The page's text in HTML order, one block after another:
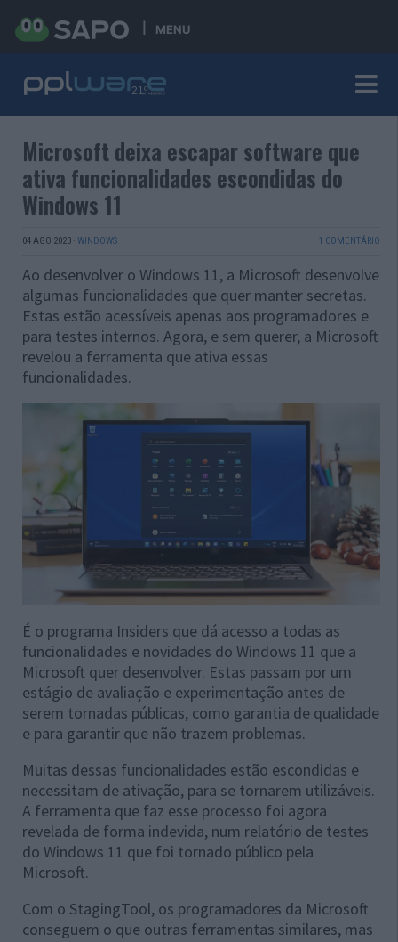
MENU
Microsoft deixa escapar software que
ativa funcionalidades escondidas do
Windows 11
04 AGO 2023 · WINDOWS 1 COMENTÁRIO
Ao desenvolver o Windows 11, a Microsoft desenvolve
algumas funcionalidades que quer manter secretas.
Estas estão acessíveis apenas aos programadores e
para testes internos. Agora, e sem querer, a Microsoft
revelou a ferramenta que ativa essas
funcionalidades.
É o programa Insiders que dá acesso a todas as
funcionalidades e novidades do Windows 11 que a
Microsoft quer desenvolver. Estas passam por um
estágio de avaliação e experimentação antes de
serem tornadas públicas, como garantia de qualidade
e para garantir que não trazem problemas.
Muitas dessas funcionalidades estão escondidas e
necessitam de ativação, para se tornarem utilizáveis.
A ferramenta que faz esse processo foi agora
revelada de forma indevida, num relatório de testes
do Windows 11 que foi tornado público pela
Microsoft.
Com o StagingTool, os programadores da Microsoft
conseguem o que outras ferramentas similares, mas